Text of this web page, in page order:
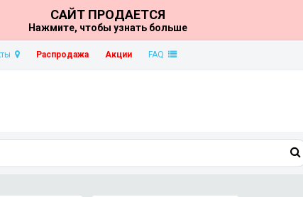
САЙТ ПРОДАЕТСЯ
Нажмите, чтобы узнать больше
Распродажа Акции FAQ